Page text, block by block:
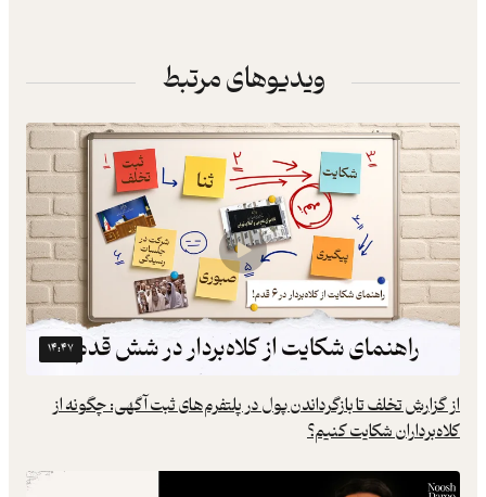
ویدیوهای مرتبط
۱۴:۴۷
از گزارش تخلف تا بازگرداندن پول در پلتفرم‌های ثبت آگهی: چگونه از
کلاه‌برداران شکایت کنیم؟